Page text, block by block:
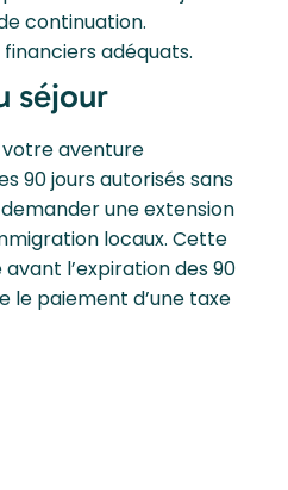
continuation.
adéquats.
séjour
aventure
90 jours autorisés sans
une extension
locaux. Cette
l’expiration des 90
le paiement d’une taxe